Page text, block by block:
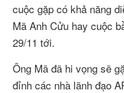
cuộc gặp có khả năng
Mã Anh Cửu hay cuộc
29/11 tới.
Ông Mã đã hi vọng sẽ
đỉnh các nhà lãnh đạo